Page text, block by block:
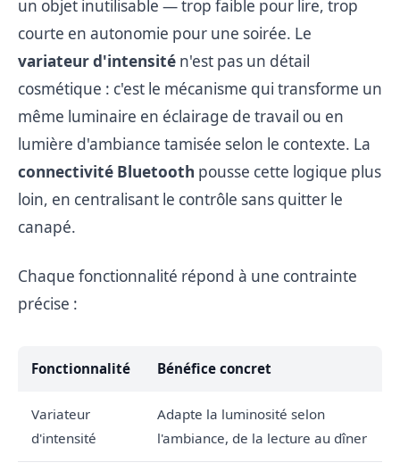
un objet inutilisable — trop faible pour lire, trop
courte en autonomie pour une soirée. Le
variateur d'intensité n'est pas un détail
cosmétique : c'est le mécanisme qui transforme un
même luminaire en éclairage de travail ou en
lumière d'ambiance tamisée selon le contexte. La
connectivité Bluetooth pousse cette logique plus
loin, en centralisant le contrôle sans quitter le
canapé.
Chaque fonctionnalité répond à une contrainte
précise :
Fonctionnalité Bénéfice concret
Variateur
d'intensité
Adapte la luminosité selon
l'ambiance, de la lecture au dîner